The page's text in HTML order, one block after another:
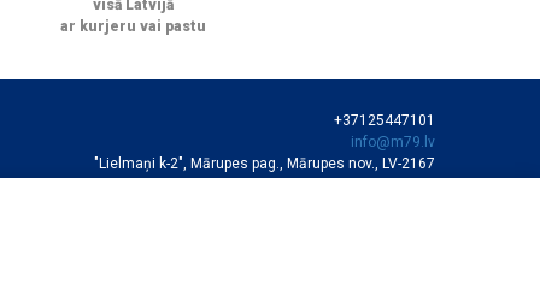
visā Latvijā
ar kurjeru vai pastu
+37125447101
info@m79.lv
"Lielmaņi k-2", Mārupes pag., Mārupes nov., LV-2167